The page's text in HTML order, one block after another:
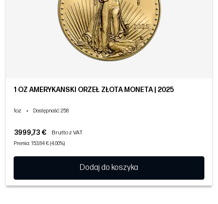
1 OZ AMERYKAŃSKI ORZEŁ ZŁOTA MONETA | 2025
1oz • Dostępność: 258
3999,73 € Brutto z VAT
Premia: 153,84 € (4,00%)
Dodaj do koszyka